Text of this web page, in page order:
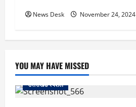
News Desk November 24, 2024
YOU MAY HAVE MISSED
उत्तराखंड स्पेशल